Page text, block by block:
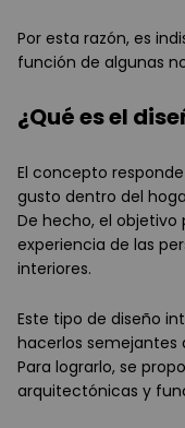
Por esta razón, es
función de algunas
¿Qué es el
El concepto
gusto dentro del
De hecho, el objetivo
experiencia de las
interiores.
Este tipo de diseño
hacerlos semejantes
Para lograrlo, se
arquitectónicas y